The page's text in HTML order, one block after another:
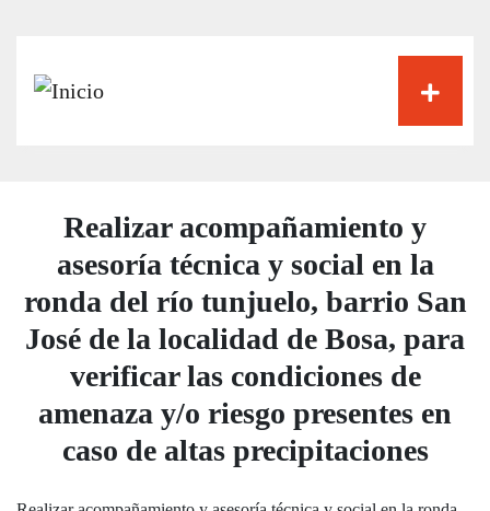
Realizar acompañamiento y
asesoría técnica y social en la
ronda del río tunjuelo, barrio San
José de la localidad de Bosa, para
verificar las condiciones de
amenaza y/o riesgo presentes en
caso de altas precipitaciones